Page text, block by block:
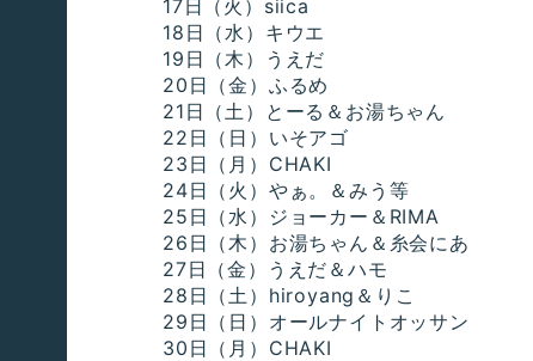
17日（火）siica
18日（水）キウエ
19日（木）うえだ
20日（金）ふるめ
21日（土）とーる＆お湯ちゃん
22日（日）いそアゴ
23日（月）CHAKI
24日（火）やぁ。＆みう等
25日（水）ジョーカー＆RIMA
26日（木）お湯ちゃん＆糸会にあ
27日（金）うえだ＆ハモ
28日（土）hiroyang＆りこ
29日（日）オールナイトオッサン
30日（月）CHAKI